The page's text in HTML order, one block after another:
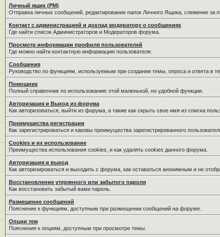
Личный ящик (PM)
Отправка личных сообщений, редактирование папок Личного Ящика, слежение
Контакт с администрацией и доклад модератору о сообщениях
Где найти список Администраторов и Модераторов форума.
Просмотр информации профиля пользователей
Где можно найти контактную информацию пользователя.
Сообщения
Руководство по функциям, используемым при создании темы, опроса и ответа в
Помощник
Полный справочник по использованию этой маленькой, но удобной функции.
Авторизация и Выход из форума
Как авторизоваться, выйти из форума, а также как скрыть свое имя из списка
Преимущества регистрации
Как зарегистрироваться и каковы преимущества зарегистрированного
Cookies и их использование
Преимущества использования cookies, и как удалять cookies данного форума.
Авторизация и выход
Как авторизироваться и выходить с форума, как оставаться анонимным и не
Восстановление утерянного или забытого пароля
Как восстановить забытый вами пароль.
Размещение сообщений
Пояснение к функциям, доступным при размещении сообщений на форуме.
Опции тем
Пояснения к опциям, доступным при просмотре темы.